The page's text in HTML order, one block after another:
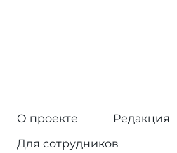
О проекте
Редакция
Для сотрудников